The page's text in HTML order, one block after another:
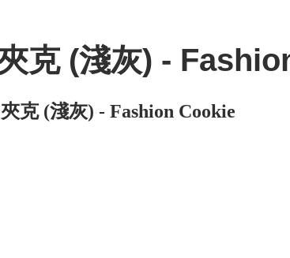
克 (淺灰) -
克 (淺灰) - Fashion Cookie